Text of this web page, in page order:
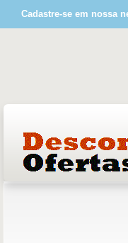
Cadastre-se em nossa